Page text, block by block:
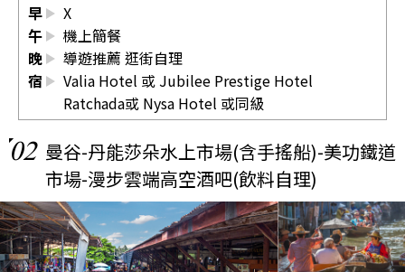
早
X
午
機上簡餐
晚
導遊推薦 逛街自理
宿
Valia Hotel 或 Jubilee Prestige Hotel
Ratchada或 Nysa Hotel 或同級
02 曼谷-丹能莎朵水上市場(含手搖船)-美功鐵道
市場-漫步雲端高空酒吧(飲料自理)